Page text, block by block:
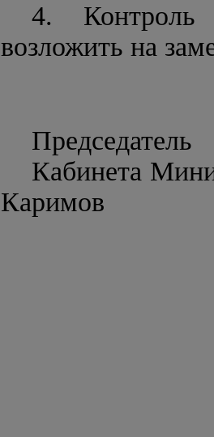
4. Контроль
возложить на
Председатель
Каримов